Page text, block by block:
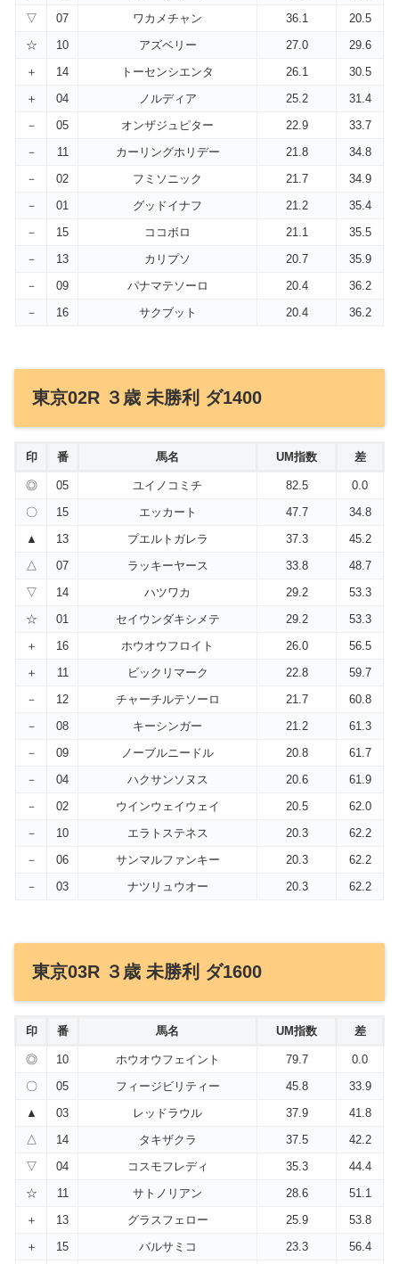
▽
07 ワカメチャン 36.1
20.5
☆
10 アズベリー 27.0
29.6
＋
14 トーセンシエンタ 26.1
30.5
＋
04 ノルディア 25.2
31.4
－
05 オンザジュピター 22.9
33.7
－
11 カーリングホリデー 21.8
34.8
－
02 フミソニック 21.7
34.9
－
01 グッドイナフ 21.2
35.4
－
15 ココボロ 21.1
35.5
－
13 カリプソ 20.7
35.9
－
09 パナマテソーロ 20.4
36.2
－
16 サクブット 20.4 36.2
東京02R ３歳 未勝利 ダ1400
印 番 馬名 UM指数 差
◎ 05 ユイノコミチ 82.5
0.0
〇
15 エッカート 47.7
34.8
▲
13 プエルトガレラ 37.3
45.2
△
07 ラッキーヤース 33.8
48.7
▽
14 ハツワカ 29.2
53.3
☆
01 セイウンダキシメテ 29.2
53.3
＋
16 ホウオウフロイト 26.0
56.5
＋
11 ビックリマーク 22.8
59.7
－
12 チャーチルテソーロ 21.7
60.8
－
08 キーシンガー 21.2
61.3
－
09 ノーブルニードル 20.8
61.7
－
04 ハクサンソヌス 20.6
61.9
－
02 ウインウェイウェイ 20.5
62.0
－
10 エラトステネス 20.3
62.2
－
06 サンマルファンキー 20.3
62.2
－
03 ナツリュウオー 20.3 62.2
東京03R ３歳 未勝利 ダ1600
印 番 馬名 UM指数 差
◎ 10 ホウオウフェイント 79.7
0.0
〇
05 フィージビリティー 45.8
33.9
▲
03 レッドラウル 37.9
41.8
△
14 タキザクラ 37.5
42.2
▽
04 コスモフレディ 35.3
44.4
☆
11 サトノリアン 28.6
51.1
＋
13 グラスフェロー 25.9
53.8
＋
15 バルサミコ 23.3 56.4